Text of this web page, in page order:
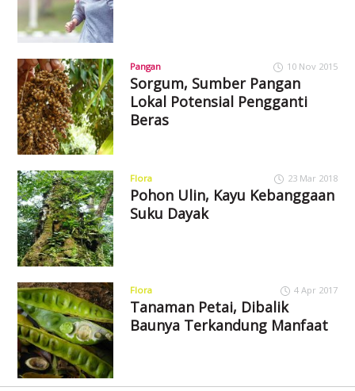
Pangan 10 Nov 2015
Sorgum, Sumber Pangan
Lokal Potensial Pengganti
Beras
Flora 23 Mar 2018
Pohon Ulin, Kayu Kebanggaan
Suku Dayak
Flora 4 Apr 2017
Tanaman Petai, Dibalik
Baunya Terkandung Manfaat